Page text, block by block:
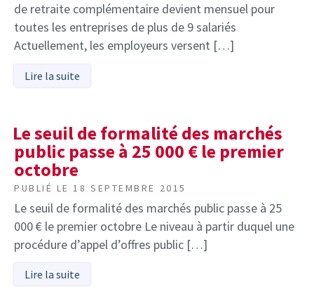
de retraite complémentaire devient mensuel pour
toutes les entreprises de plus de 9 salariés
Actuellement, les employeurs versent […]
Lire la suite
Le seuil de formalité des marchés
public passe à 25 000 € le premier
octobre
PUBLIÉ LE 18 SEPTEMBRE 2015
Le seuil de formalité des marchés public passe à 25
000 € le premier octobre Le niveau à partir duquel une
procédure d’appel d’offres public […]
Lire la suite